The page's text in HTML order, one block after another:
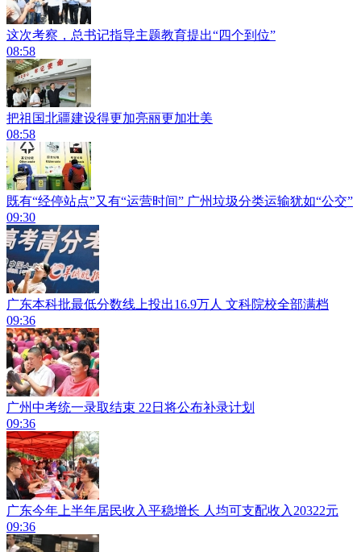
这次考察，总书记指导主题教育提出“四个到位”
08:58
把祖国北疆建设得更加亮丽更加壮美
08:58
既有“经停站点”又有“运营时间” 广州垃圾分类运输犹如“公交”
09:30
广东本科批最低分数线上投出16.9万人 文科院校全部满档
09:36
广州中考统一录取结束 22日将公布补录计划
09:36
广东今年上半年居民收入平稳增长 人均可支配收入20322元
09:36